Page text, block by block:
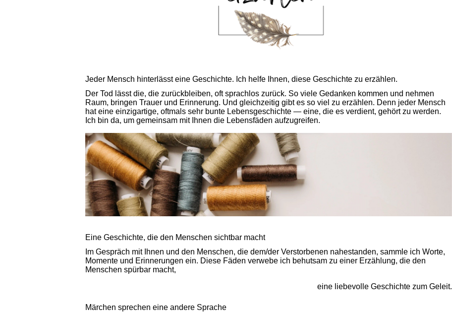
Jeder Mensch hinterlässt eine Geschichte. Ich helfe Ihnen, diese Geschichte zu erzählen.
Der Tod lässt die, die zurückbleiben, oft sprachlos zurück. So viele Gedanken kommen und nehmen
Raum, bringen Trauer und Erinnerung. Und gleichzeitig gibt es so viel zu erzählen. Denn jeder Mensch
hat eine einzigartige, oftmals sehr bunte Lebensgeschichte — eine, die es verdient, gehört zu werden.
Ich bin da, um gemeinsam mit Ihnen die Lebensfäden aufzugreifen.
Eine Geschichte, die den Menschen sichtbar macht
Im Gespräch mit Ihnen und den Menschen, die dem/der Verstorbenen nahestanden, sammle ich Worte,
Momente und Erinnerungen ein. Diese Fäden verwebe ich behutsam zu einer Erzählung, die den
Menschen spürbar macht,
eine liebevolle Geschichte zum Geleit.
Märchen sprechen eine andere Sprache